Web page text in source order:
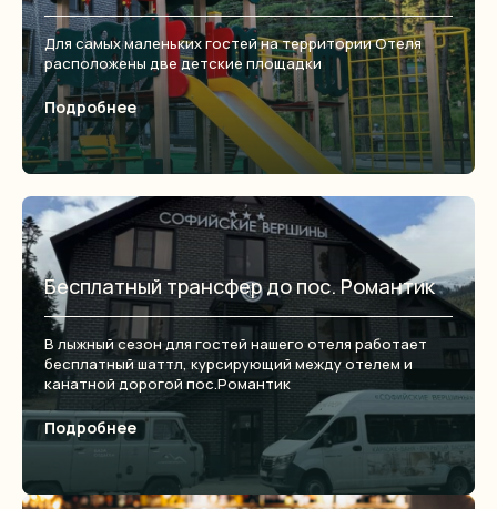
Для самых маленьких гостей на территории Отеля
расположены две детские площадки
Подробнее
Бесплатный трансфер до пос. Романтик
В лыжный сезон для гостей нашего отеля работает
бесплатный шаттл, курсирующий между отелем и
канатной дорогой пос.Романтик
Подробнее